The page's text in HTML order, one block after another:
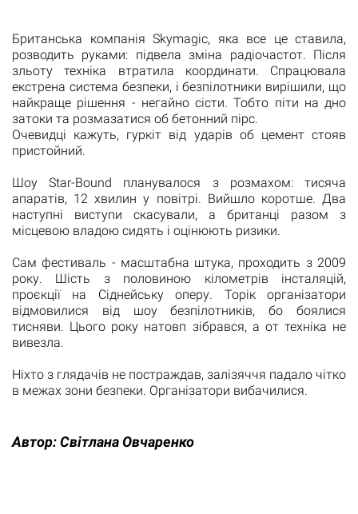
Британська компанія Skymagic, яка все це ставила,
розводить руками: підвела зміна радіочастот. Після
зльоту техніка втратила координати. Спрацювала
екстрена система безпеки, і безпілотники вирішили, що
найкраще рішення - негайно сісти. Тобто піти на дно
затоки та розмазатися об бетонний пірс.
Очевидці кажуть, гуркіт від ударів об цемент стояв
пристойний.
Шоу Star-Bound планувалося з розмахом: тисяча
апаратів, 12 хвилин у повітрі. Вийшло коротше. Два
наступні виступи скасували, а британці разом з
місцевою владою сидять і оцінюють ризики.
Сам фестиваль - масштабна штука, проходить з 2009
року. Шість з половиною кілометрів інсталяцій,
проєкції на Сіднейську оперу. Торік організатори
відмовилися від шоу безпілотників, бо боялися
тисняви. Цього року натовп зібрався, а от техніка не
вивезла.
Ніхто з глядачів не постраждав, залізяччя падало чітко
в межах зони безпеки. Організатори вибачилися.
Автор:Світлана Овчаренко